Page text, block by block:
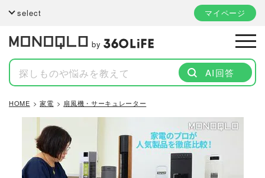
select マイページ
by
AI回答
HOME 家電 扇風機・サーキュレーター